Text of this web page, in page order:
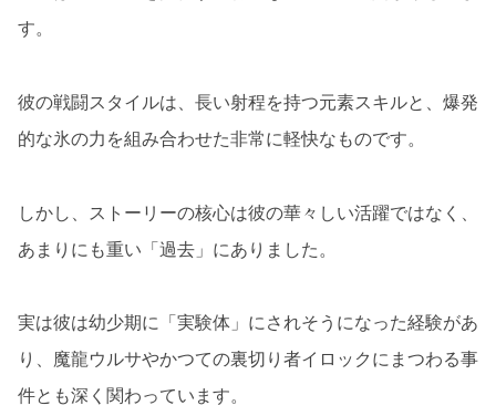
す。
彼の戦闘スタイルは、長い射程を持つ元素スキルと、爆発
的な氷の力を組み合わせた非常に軽快なものです。
しかし、ストーリーの核心は彼の華々しい活躍ではなく、
あまりにも重い「過去」にありました。
実は彼は幼少期に「実験体」にされそうになった経験があ
り、魔龍ウルサやかつての裏切り者イロックにまつわる事
件とも深く関わっています。